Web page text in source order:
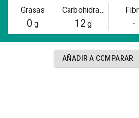
Grasas
0 g
Carbohidratos
12 g -
AÑADIR A COMPARAR